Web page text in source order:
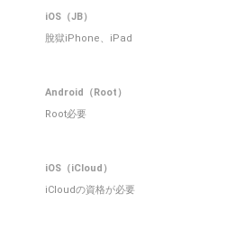
iOS（JB）
脫獄iPhone、iPad
Android（Root）
Root必要
iOS（iCloud）
iCloudの資格が必要